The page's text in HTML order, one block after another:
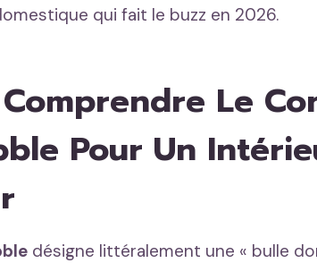
qui fait le buzz en 2026.
Le
Pour Un
désigne littéralement une « bulle